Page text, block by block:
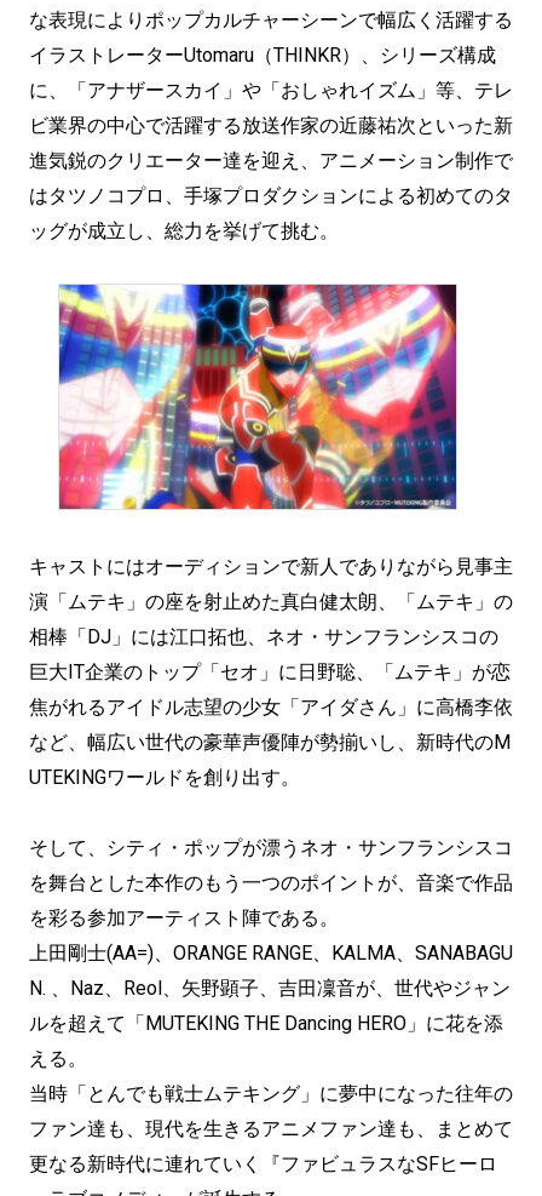
な表現によりポップカルチャーシーンで幅広く活躍する
イラストレーターUtomaru（THINKR）、シリーズ構成
に、「アナザースカイ」や「おしゃれイズム」等、テレ
ビ業界の中心で活躍する放送作家の近藤祐次といった新
進気鋭のクリエーター達を迎え、アニメーション制作で
はタツノコプロ、手塚プロダクションによる初めてのタ
ッグが成立し、総力を挙げて挑む。
キャストにはオーディションで新人でありながら見事主
演「ムテキ」の座を射止めた真白健太朗、「ムテキ」の
相棒「DJ」には江口拓也、ネオ・サンフランシスコの
巨大IT企業のトップ「セオ」に日野聡、「ムテキ」が恋
焦がれるアイドル志望の少女「アイダさん」に高橋李依
など、幅広い世代の豪華声優陣が勢揃いし、新時代のM
UTEKINGワールドを創り出す。
そして、シティ・ポップが漂うネオ・サンフランシスコ
を舞台とした本作のもう一つのポイントが、音楽で作品
を彩る参加アーティスト陣である。
上田剛士(AA=)、ORANGE RANGE、KALMA、SANABAGU
N. 、Naz、Reol、矢野顕子、吉田凜音が、世代やジャン
ルを超えて「MUTEKING THE Dancing HERO」に花を添
える。
当時「とんでも戦士ムテキング」に夢中になった往年の
ファン達も、現代を生きるアニメファン達も、まとめて
更なる新時代に連れていく『ファビュラスなSFヒーロ